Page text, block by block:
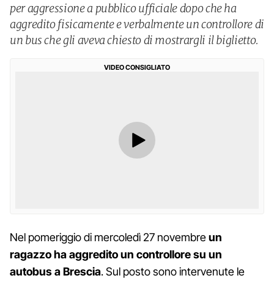
per aggressione a pubblico ufficiale dopo che ha
aggredito fisicamente e verbalmente un controllore di
un bus che gli aveva chiesto di mostrargli il biglietto.
VIDEO CONSIGLIATO
Nel pomeriggio di mercoledì 27 novembreun
ragazzo ha aggredito un controllore su un
autobus a Brescia. Sul posto sono intervenute le